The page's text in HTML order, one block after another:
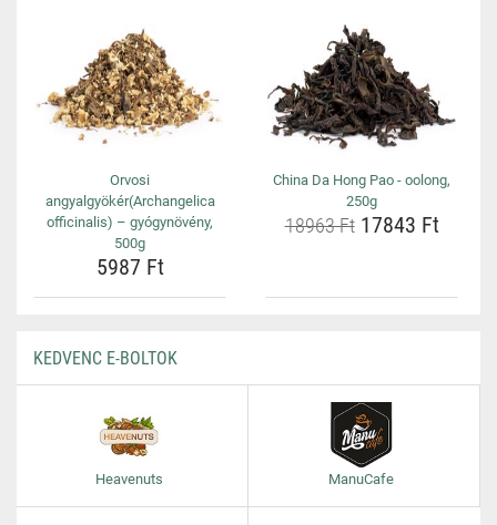
Orvosi
angyalgyökér(Archangelica
officinalis) – gyógynövény,
500g
5987 Ft
China Da Hong Pao - oolong,
250g
18963 Ft17843 Ft
KEDVENC E-BOLTOK
Heavenuts ManuCafe